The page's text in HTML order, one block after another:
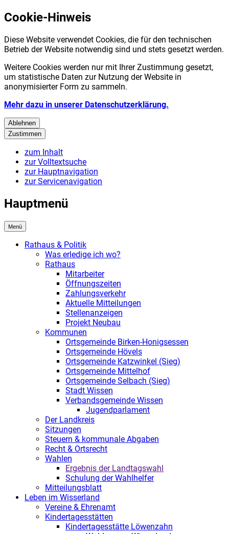
Cookie-Hinweis
Diese Website verwendet Cookies, die für den technischen
Betrieb der Website notwendig sind und stets gesetzt werden.
Weitere Cookies werden nur mit Ihrer Zustimmung gesetzt,
um statistische Daten zur Nutzung der Website in
anonymisierter Form zu sammeln.
Mehr dazu in unserer Datenschutzerklärung.
Ablehnen
Zustimmen
zum Inhalt
zur Volltextsuche
zur Hauptnavigation
zur Servicenavigation
Hauptmenü
Menü
Rathaus & Politik
Was erledige ich wo?
Rathaus
Mitarbeiter
Öffnungszeiten
Zahlungsverkehr
Aktuelle Mitteilungen
Stellenanzeigen
Projekt Neubau
Kommunen
Ortsgemeinde Birken-Honigsessen
Ortsgemeinde Hövels
Ortsgemeinde Katzwinkel (Sieg)
Ortsgemeinde Mittelhof
Ortsgemeinde Selbach (Sieg)
Stadt Wissen
Verbandsgemeinde Wissen
Jugendparlament
Der Landkreis
Sitzungen
Steuern & kommunale Abgaben
Recht & Ortsrecht
Wahlen
Ergebnis der Landtagswahl
Schulung der Wahlhelfer
Mitteilungsblatt
Leben im Wisserland
Vereine & Ehrenamt
Kindertagesstätten
Kindertagesstätte Löwenzahn